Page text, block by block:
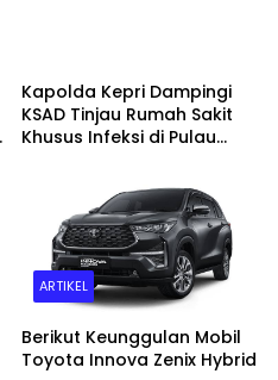
Kapolda Kepri Dampingi
KSAD Tinjau Rumah Sakit
Khusus Infeksi di Pulau
ARTIKEL
Berikut Keunggulan Mobil
Toyota Innova Zenix Hybrid
NASIONAL